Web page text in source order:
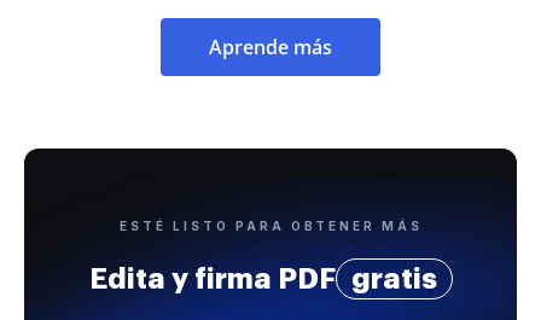
Aprende más
ESTÉ LISTO PARA OBTENER MÁS
Edita y firma PDF gratis